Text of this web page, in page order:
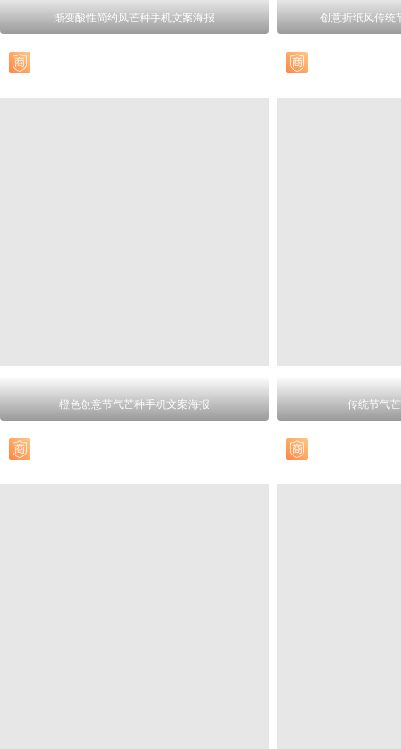
渐变酸性简约风芒种手机文案海报 创意折纸风传统
橙色创意节气芒种手机文案海报 传统节气